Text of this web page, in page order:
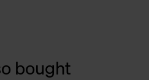
bought